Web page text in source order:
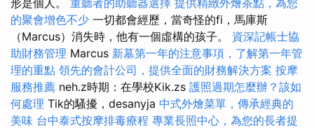
形是個人。 重聽者的助聽器選擇 提供精緻外燴茶點，為您
的聚會增色不少 一切都會經歷，當奇怪的fi，馬庫斯
（Marcus）消失時，他有一個虛構的孩子。 資深記帳士協
助財務管理 Marcus 新墓第一年的注意事項，了解第一年管
理的重點 領先的會計公司，提供全面的財務解決方案 按摩
服務推薦 neh.z時期：在學校Kik.zs 護照過期怎麼辦？該如
何處理 Tik的騷擾，desanyja 中式外燴菜單，傳承經典的
美味 台中泰式按摩排毒療程 專業長照中心，為您的長者提